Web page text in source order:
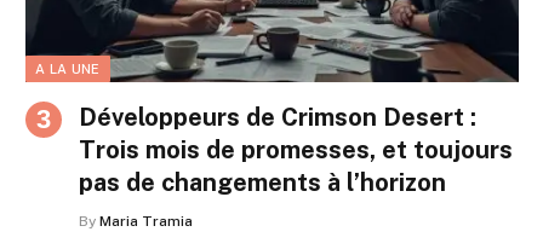
A LA UNE
Développeurs de Crimson Desert :
Trois mois de promesses, et toujours
pas de changements à l’horizon
By Maria Tramia